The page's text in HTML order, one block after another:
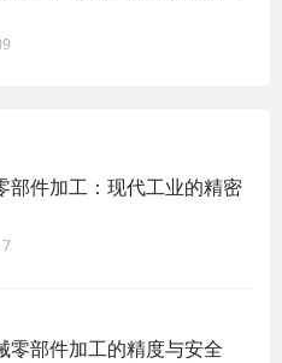
部件加工：现代工业的精密
零部件加工的精度与安全